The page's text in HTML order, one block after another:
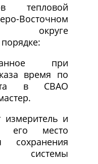
тепловой
Восточном
округе
при
время по
в СВАО
измеритель и
его место
сохранения
системы